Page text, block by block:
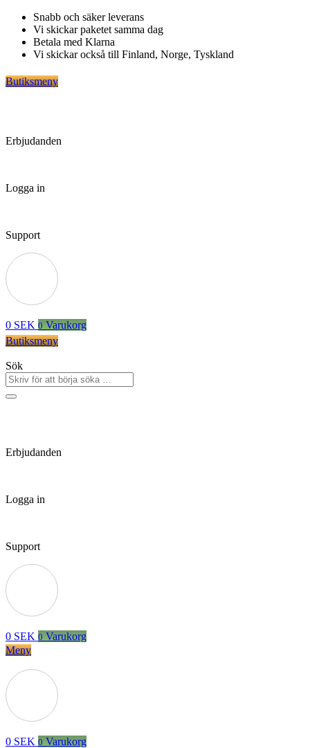
Hoppa
innehåll
Snabb och säker leverans
Vi skickar paketet samma dag
Betala med Klarna
Vi skickar också till Finland, Norge, Tyskland
Butiksmeny
Erbjudanden
Logga in
Support
0 SEK 0 Varukorg
Butiksmeny
Sök
Erbjudanden
Logga in
Support
0 SEK 0 Varukorg
Meny
0 SEK 0 Varukorg